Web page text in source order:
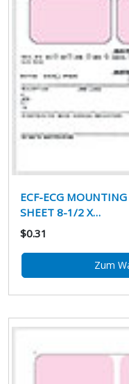
ECF-ECG
SHEET 8-1/2 X…
$0.31
Zum